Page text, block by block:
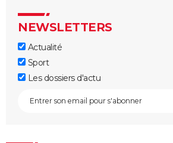
NEWSLETTERS
Actualité
Sport
Les dossiers d'actu